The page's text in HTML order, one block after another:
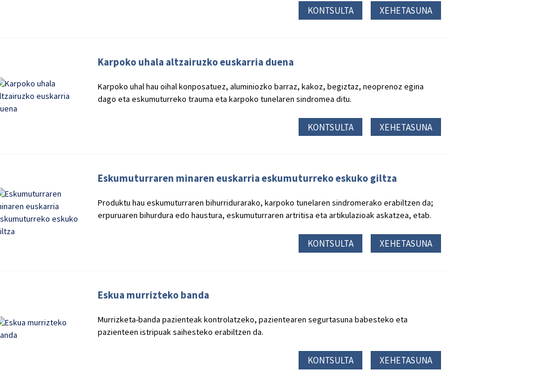
KONTSULTA XEHETASUNA
Karpoko uhala altzairuzko euskarria duena
Karpoko uhal hau oihal konposatuez, aluminiozko barraz, kakoz, begiztaz, neoprenoz egina
dago eta eskumuturreko trauma eta karpoko tunelaren sindromea ditu.
KONTSULTA XEHETASUNA
Eskumuturraren minaren euskarria eskumuturreko eskuko giltza
Produktu hau eskumuturraren bihurridurarako, karpoko tunelaren sindromerako erabiltzen da;
erpuruaren bihurdura edo haustura, eskumuturraren artritisa eta artikulazioak askatzea, etab.
KONTSULTA XEHETASUNA
Eskua murrizteko banda
Murrizketa-banda pazienteak kontrolatzeko, pazientearen segurtasuna babesteko eta
pazienteen istripuak saihesteko erabiltzen da.
KONTSULTA XEHETASUNA